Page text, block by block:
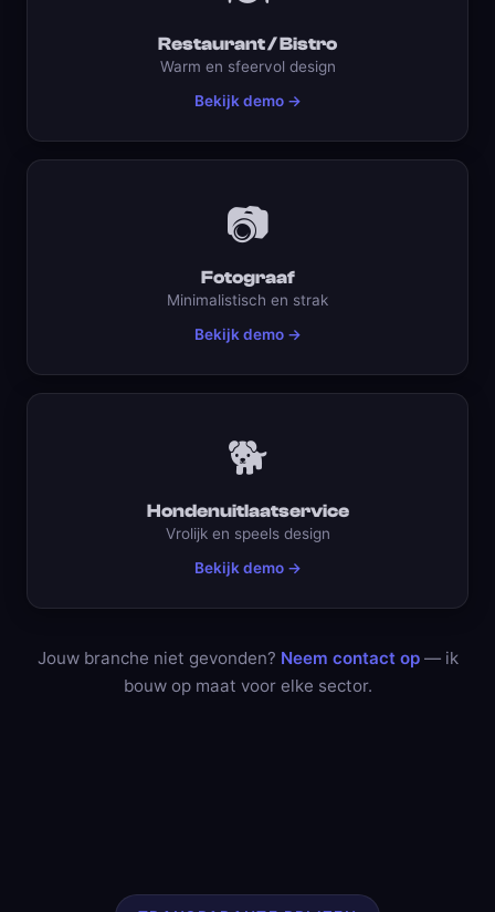
Restaurant / Bistro
Warm en sfeervol design
Bekijk demo →
📷
Fotograaf
Minimalistisch en strak
Bekijk demo →
🐕
Hondenuitlaatservice
Vrolijk en speels design
Bekijk demo →
Jouw branche niet gevonden? Neem contact op— ik
bouw op maat voor elke sector.